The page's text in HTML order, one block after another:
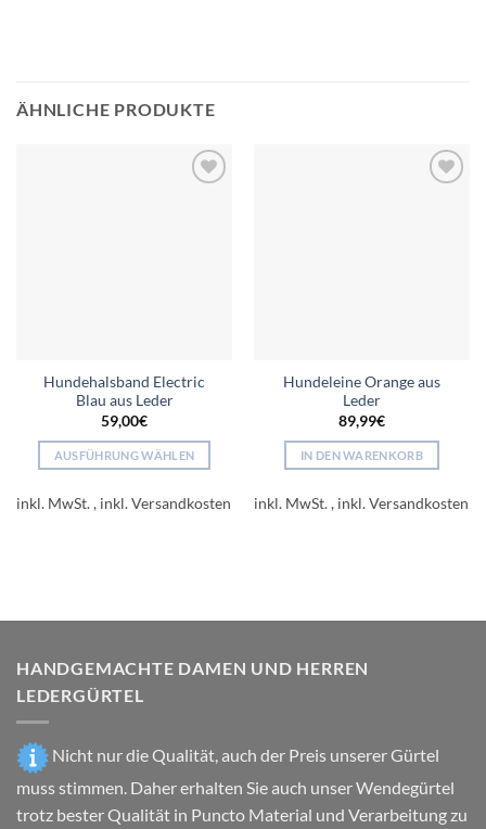
ÄHNLICHE PRODUKTE
Hundehalsband Electric
Blau aus Leder
59,00€
AUSFÜHRUNG WÄHLEN
Produkt
können
der
gewählt
inkl. MwSt.
Hundeleine Orange aus
Leder
89,99€
IN DEN WARENKORB
inkl. MwSt.
HANDGEMACHTE DAMEN UND HERREN
LEDERGÜRTEL
Nicht nur die Qualität, auch der Preis unserer Gürtel
muss stimmen. Daher erhalten Sie auch unser Wendegürtel
trotz bester Qualität in Puncto Material und Verarbeitung zu